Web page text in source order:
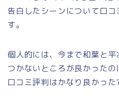
告白したシーンについて口
す。
個人的には、今まで和葉と
つかないところが良かった
口コミ評判はかなり良かった